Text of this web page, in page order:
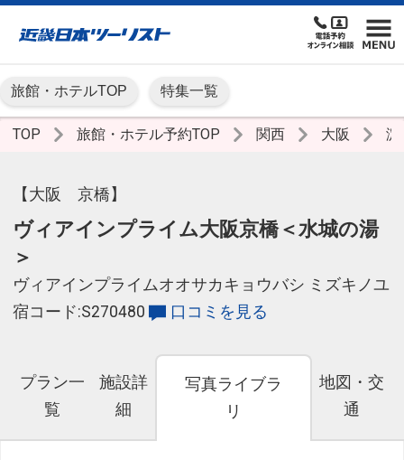
旅館・ホテルTOP 特集一覧
TOP 旅館・ホテル予約TOP 関西 大阪 淀
【大阪 京橋】
ヴィアインプライム大阪京橋＜水城の湯
＞
ヴィアインプライムオオサカキョウバシ ミズキノユ
宿コード:S270480
口コミを見る
プラン一
覧
施設詳
細
写真ライブラ
リ
地図・交
通